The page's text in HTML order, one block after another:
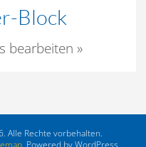
Block
bearbeiten »
Alle Rechte vorbehalten.